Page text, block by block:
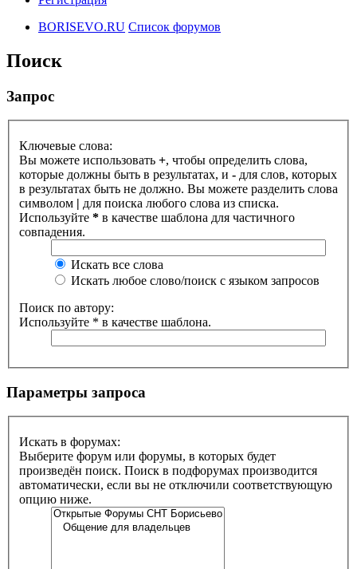
BORISEVO.RU Список форумов
Поиск
Запрос
Ключевые слова:
Вы можете использовать +, чтобы определить слова,
которые должны быть в результатах, и - для слов, которых
в результатах быть не должно. Вы можете разделить слова
символом | для поиска любого слова из списка.
Используйте * в качестве шаблона для частичного
совпадения.
Искать все слова
Искать любое слово/поиск с языком запросов
Поиск по автору:
Используйте * в качестве шаблона.
Параметры запроса
Искать в форумах:
Выберите форум или форумы, в которых будет
произведён поиск. Поиск в подфорумах производится
автоматически, если вы не отключили соответствующую
опцию ниже.